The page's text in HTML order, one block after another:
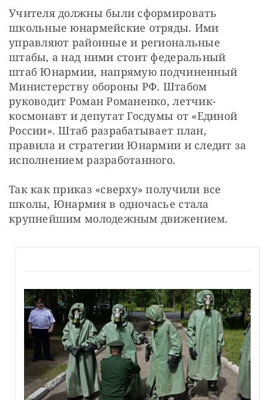
Учителя должны были сформировать
школьные юнармейские отряды. Ими
управляют районные и региональные
штабы, а над ними стоит федеральный
штаб Юнармии, напрямую подчиненный
Министерству обороны РФ. Штабом
руководит Роман Романенко, летчик-
космонавт и депутат Госдумы от «Единой
России». Штаб разрабатывает план,
правила и стратегии Юнармии и следит за
исполнением разработанного.
Так как приказ «сверху» получили все
школы, Юнармия в одночасье стала
крупнейшим молодежным движением.